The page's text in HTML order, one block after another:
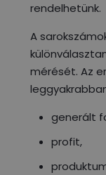
rendelhetünk.
A
mérését. Az
generált
profit,